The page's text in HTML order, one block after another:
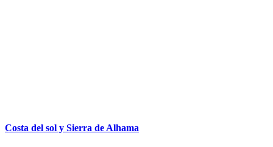
Costa del sol y Sierra de Alhama